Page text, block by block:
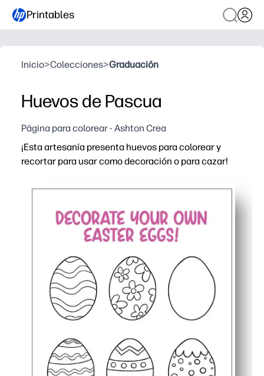
Printables
Inicio>Colecciones>Graduación
Huevos de Pascua
Página para colorear - Ashton Crea
¡Esta artesanía presenta huevos para colorear y
recortar para usar como decoración o para cazar!
Obtienes una actividad de impresión y uso: solo
Los niños se mantienen comprometidos mientras
Perfecto para el hogar, clase o fiestas: decora
Rápido de imprimir y fácil de escalar: use varias